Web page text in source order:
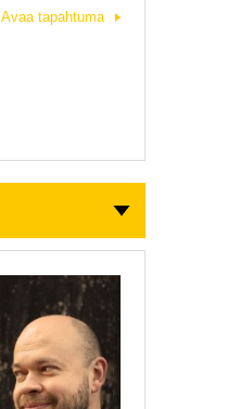
Avaa tapahtuma